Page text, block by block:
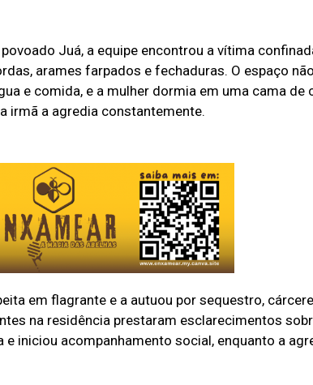
Juá, a equipe encontrou a vítima
arames farpados e fechaduras. O espaço
e comida, e a mulher dormia em uma cama
irmã a agredia constantemente.
em flagrante e a autuou por sequestro,
na residência prestaram esclarecimentos
e iniciou acompanhamento social, enquanto a